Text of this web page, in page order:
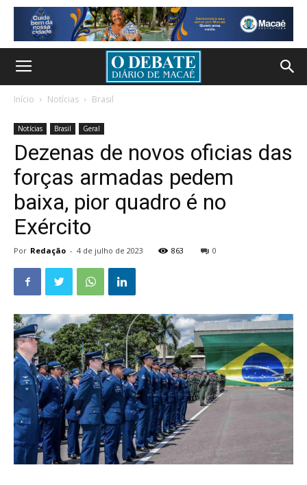
Início Notícias Brasil
Notícias Brasil Geral
Dezenas de novos oficias das
forças armadas pedem
baixa, pior quadro é no
Exército
Por Redação - 4 de julho de 2023 863 0